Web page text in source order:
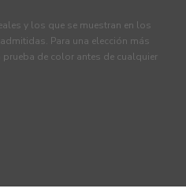
y los que se muestran en los
Para una elección más
prueba de color antes de cualquier